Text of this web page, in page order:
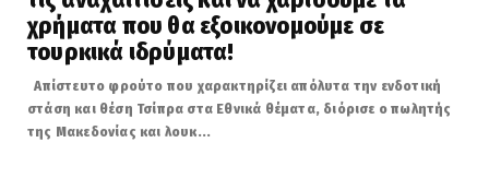
χρήματα που θα εξοικονομούμε σε
τουρκικά ιδρύματα!
Απίστευτο φρούτο που χαρακτηρίζει απόλυτα την ενδοτική
στάση και θέση Τσίπρα στα Εθνικά θέματα, διόρισε ο πωλητής
της Μακεδονίας και λουκ...